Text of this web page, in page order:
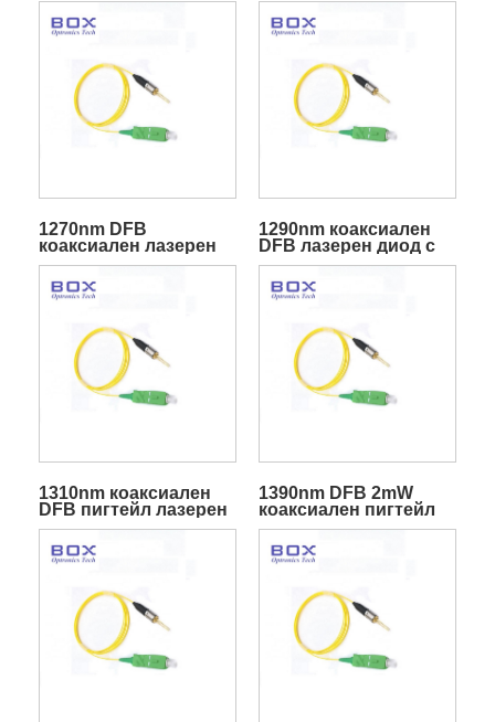
1270nm DFB
коаксиален лазерен
диод
1290nm коаксиален
DFB лазерен диод с
пигтейл
1310nm коаксиален
DFB пигтейл лазерен
диод
1390nm DFB 2mW
коаксиален пигтейл
лазерен диод